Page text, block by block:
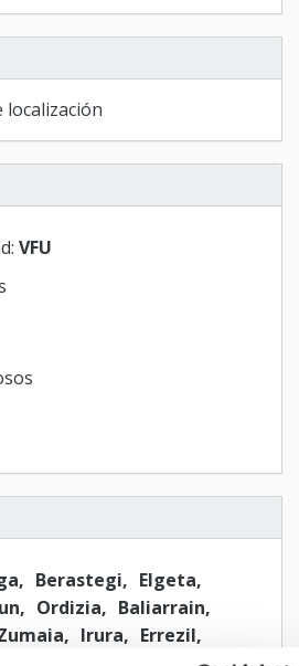
localización
VFU
Berastegi
Elgeta
Ordizia
Baliarrain
Irura
Errezil